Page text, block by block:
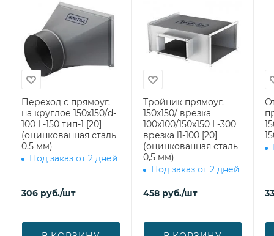
Переход с прямоуг.
на круглое 150х150/d-
100 L-150 тип-1 [20]
(оцинкованная сталь
0,5 мм)
Под заказ от 2 дней
306 руб./шт
Тройник прямоуг.
150х150/ врезка
100х100/150х150 L-300
врезка l1-100 [20]
(оцинкованная сталь
0,5 мм)
Под заказ от 2 дней
458 руб./шт